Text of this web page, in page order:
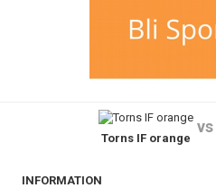
BILDGALLERI
Torns IF orange
vs
INFORMATION